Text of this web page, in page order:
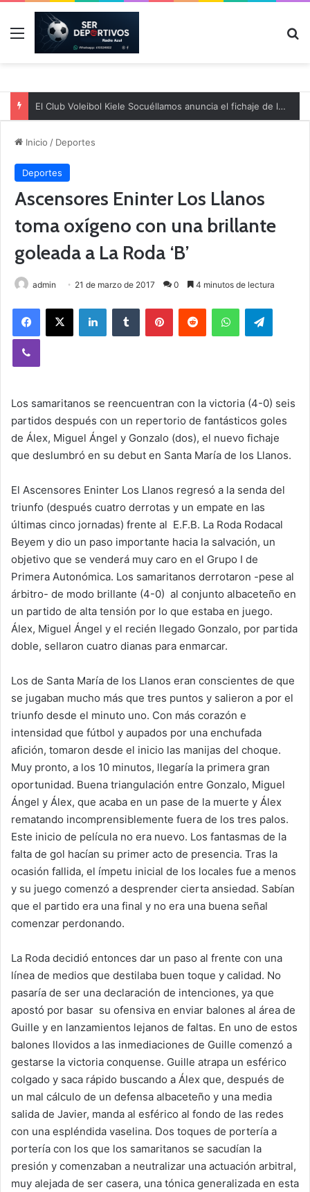
Menú
El Club Voleibol Kiele Socuéllamos anuncia el fichaje de la central norteamericana Morgan Thurlow para la temporada 2026/2027
Inicio / Deportes
Deportes
Ascensores Eninter Los Llanos
toma oxígeno con una brillante
goleada a La Roda ‘B’
admin 21 de marzo de 2017 0 4 minutos de lectura
Los samaritanos se reencuentran con la victoria (4-0) seis
partidos después con un repertorio de fantásticos goles
de Álex, Miguel Ángel y Gonzalo (dos), el nuevo fichaje
que deslumbró en su debut en Santa María de los Llanos.
El Ascensores Eninter Los Llanos regresó a la senda del
triunfo (después cuatro derrotas y un empate en las
últimas cinco jornadas) frente al E.F.B. La Roda Rodacal
Beyem y dio un paso importante hacia la salvación, un
objetivo que se venderá muy caro en el Grupo I de
Primera Autonómica. Los samaritanos derrotaron -pese al
árbitro- de modo brillante (4-0) al conjunto albaceteño en
un partido de alta tensión por lo que estaba en juego.
Álex, Miguel Ángel y el recién llegado Gonzalo, por partida
doble, sellaron cuatro dianas para enmarcar.
Los de Santa María de los Llanos eran conscientes de que
se jugaban mucho más que tres puntos y salieron a por el
triunfo desde el minuto uno. Con más corazón e
intensidad que fútbol y aupados por una enchufada
afición, tomaron desde el inicio las manijas del choque.
Muy pronto, a los 10 minutos, llegaría la primera gran
oportunidad. Buena triangulación entre Gonzalo, Miguel
Ángel y Álex, que acaba en un pase de la muerte y Álex
rematando incomprensiblemente fuera de los tres palos.
Este inicio de película no era nuevo. Los fantasmas de la
falta de gol hacían su primer acto de presencia. Tras la
ocasión fallida, el ímpetu inicial de los locales fue a menos
y su juego comenzó a desprender cierta ansiedad. Sabían
que el partido era una final y no era una buena señal
comenzar perdonando.
La Roda decidió entonces dar un paso al frente con una
línea de medios que destilaba buen toque y calidad. No
pasaría de ser una declaración de intenciones, ya que
apostó por basar su ofensiva en enviar balones al área de
Guille y en lanzamientos lejanos de faltas. En uno de estos
balones llovidos a las inmediaciones de Guille comenzó a
gestarse la victoria conquense. Guille atrapa un esférico
colgado y saca rápido buscando a Álex que, después de
un mal cálculo de un defensa albaceteño y una media
salida de Javier, manda al esférico al fondo de las redes
con una espléndida vaselina. Dos toques de portería a
portería con los que los samaritanos se sacudían la
presión y comenzaban a neutralizar una actuación arbitral,
muy alejada de ser casera, una tónica generalizada en esta